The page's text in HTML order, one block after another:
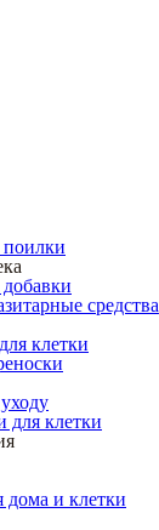
средства
клетки
для клетки
дома и клетки